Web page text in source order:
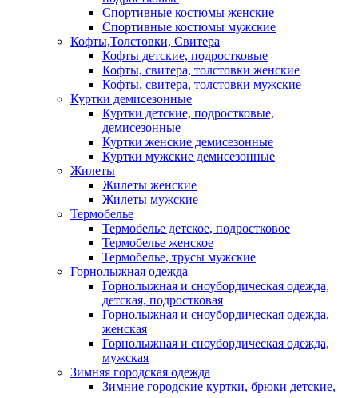
Спортивные костюмы женские
Спортивные костюмы мужские
Кофты,Толстовки, Свитера
Кофты детские, подростковые
Кофты, свитера, толстовки женские
Кофты, свитера, толстовки мужские
Куртки демисезонные
Куртки детские, подростковые,
демисезонные
Куртки женские демисезонные
Куртки мужские демисезонные
Жилеты
Жилеты женские
Жилеты мужские
Термобелье
Термобелье детское, подростковое
Термобелье женское
Термобелье, трусы мужские
Горнолыжная одежда
Горнолыжная и сноубордическая одежда,
детская, подростковая
Горнолыжная и сноубордическая одежда,
женская
Горнолыжная и сноубордическая одежда,
мужская
Зимняя городская одежда
Зимние городские куртки, брюки детские,